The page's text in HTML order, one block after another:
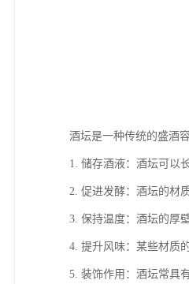
酒坛是一种传统的盛酒
1. 储存酒液：酒坛可以
2. 促进发酵：酒坛的材
3. 保持温度：酒坛的厚
4. 提升风味：某些材质
5. 装饰作用：酒坛常具